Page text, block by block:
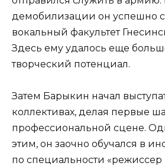
демобилизации он успешно
вокальный факультет
Здесь ему удалось еще
творческий потенциал.
Затем Барыкин начал
коллективах, делая первые
профессиональной сцене.
этим, он заочно обучался в
по специальности «режиссер